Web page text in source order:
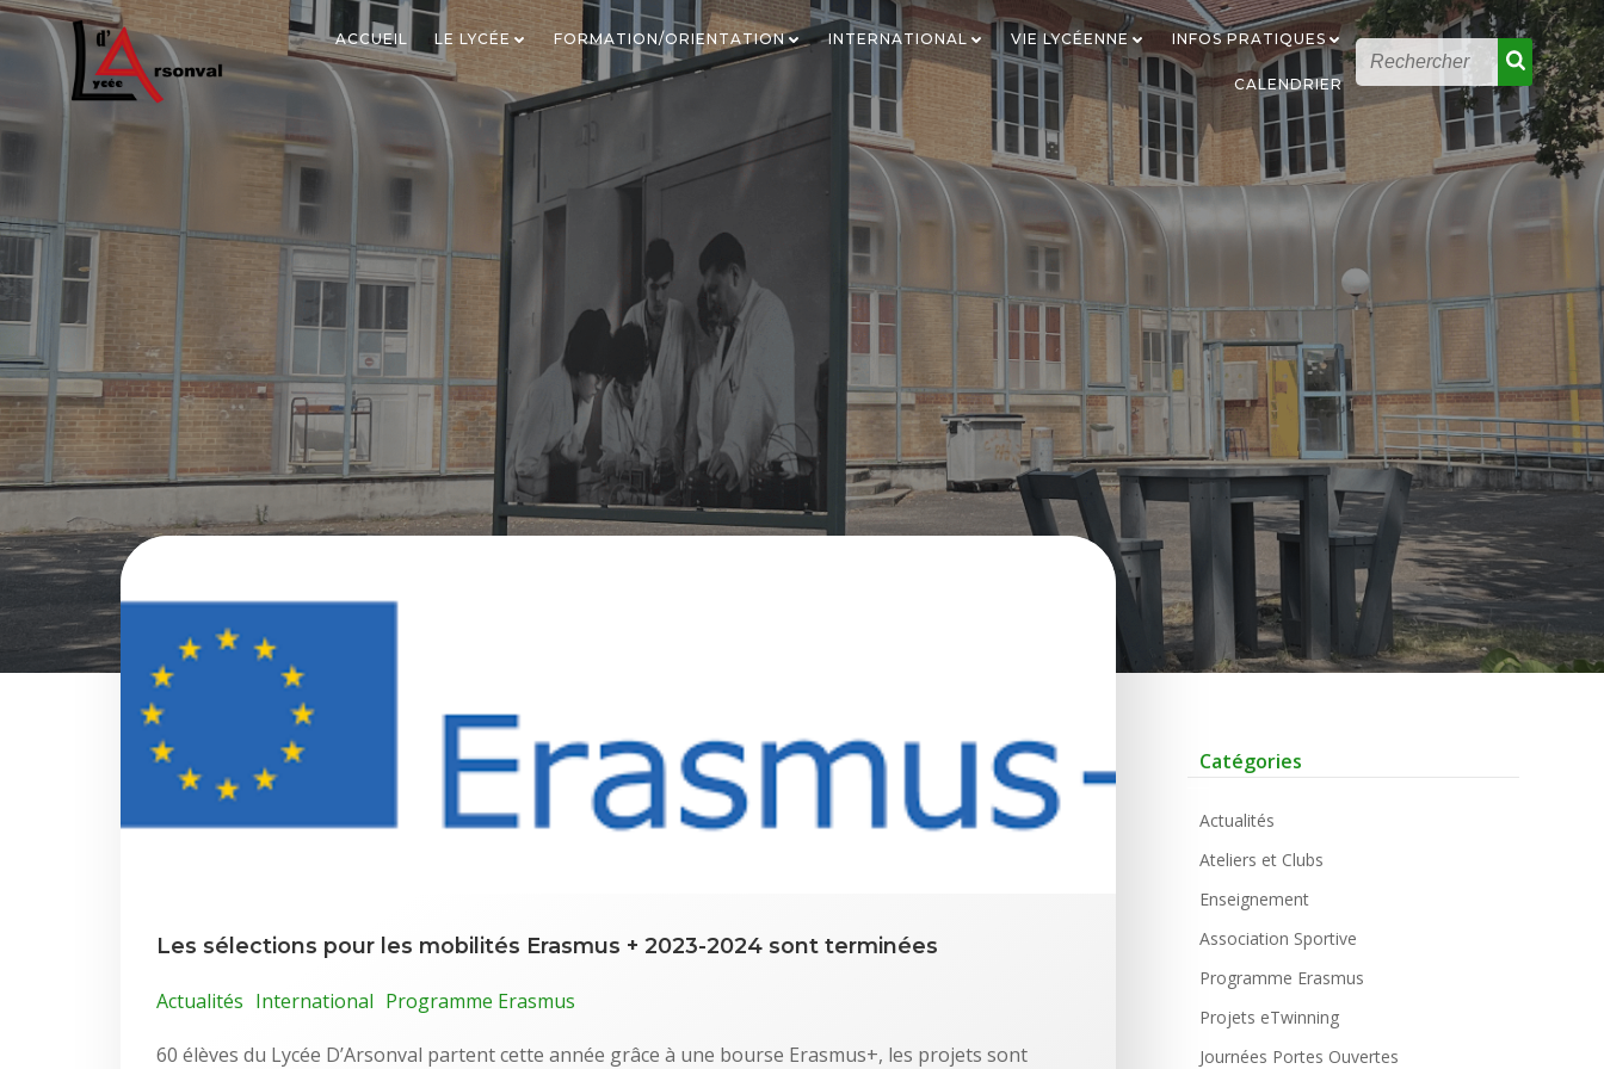
ACCUEIL LE LYCÉE FORMATION/ORIENTATION INTERNATIONAL VIE LYCÉENNE INFOS PRATIQUES
CALENDRIER
Les sélections pour les mobilités Erasmus + 2023-2024 sont terminées
Actualités International Programme Erasmus
60 élèves du Lycée D’Arsonval partent cette année grâce à une bourse Erasmus+, les projets sont
Catégories
Actualités
Ateliers et Clubs
Enseignement
Association Sportive
Programme Erasmus
Projets eTwinning
Journées Portes Ouvertes